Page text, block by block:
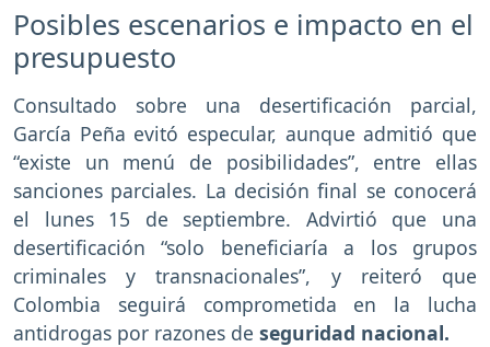
Posibles escenarios e impacto en el
presupuesto
Consultado sobre una desertificación parcial,
García Peña evitó especular, aunque admitió que
“existe un menú de posibilidades”, entre ellas
sanciones parciales. La decisión final se conocerá
el lunes 15 de septiembre. Advirtió que una
desertificación “solo beneficiaría a los grupos
criminales y transnacionales”, y reiteró que
Colombia seguirá comprometida en la lucha
antidrogas por razones de seguridad nacional.